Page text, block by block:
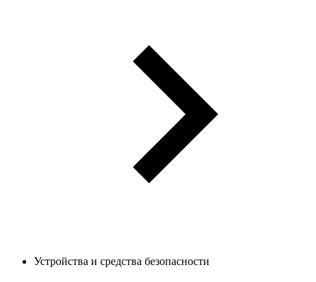
Устройства и средства безопасности